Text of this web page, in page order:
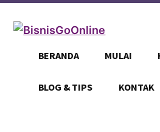
footer
Additional
menu
BisnisGoOnline
Makin
BERANDA MULAI
BLOG & TIPS KONTAK